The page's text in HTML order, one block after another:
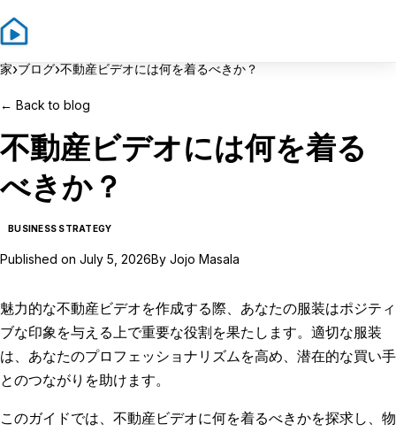
家›ブログ›不動産ビデオには何を着るべきか？
← Back to blog
不動産ビデオには何を着る
べきか？
BUSINESS STRATEGY
Published on July 5, 2026By Jojo Masala
魅力的な不動産ビデオを作成する際、あなたの服装はポジティ
ブな印象を与える上で重要な役割を果たします。適切な服装
は、あなたのプロフェッショナリズムを高め、潜在的な買い手
とのつながりを助けます。
このガイドでは、不動産ビデオに何を着るべきかを探求し、物